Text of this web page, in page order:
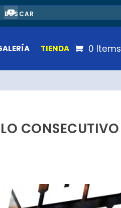
TIENDA 0 Items
CONSECUTIVO